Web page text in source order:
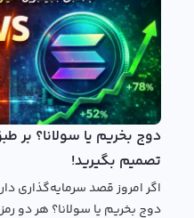
و سرمایه‌گذاران ارزهای دیجیتال
می‌کند و با طراحی خود امکان
به زمان و قیمت ورود و خروج
برای معامله با لوم نتورک
سریع و معامله حرفه‌ای امکان
سرعت و با صرفه‌جویی در زمان، لوم
دوج بخریم یا سولانا؟ بر
تصمیم بگیرید!
اگر امروز قصد سرمایه‌گذاری